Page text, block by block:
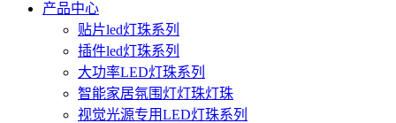
产品中心
贴片led灯珠系列
插件led灯珠系列
大功率LED灯珠系列
智能家居氛围灯灯珠灯珠
视觉光源专用LED灯珠系列